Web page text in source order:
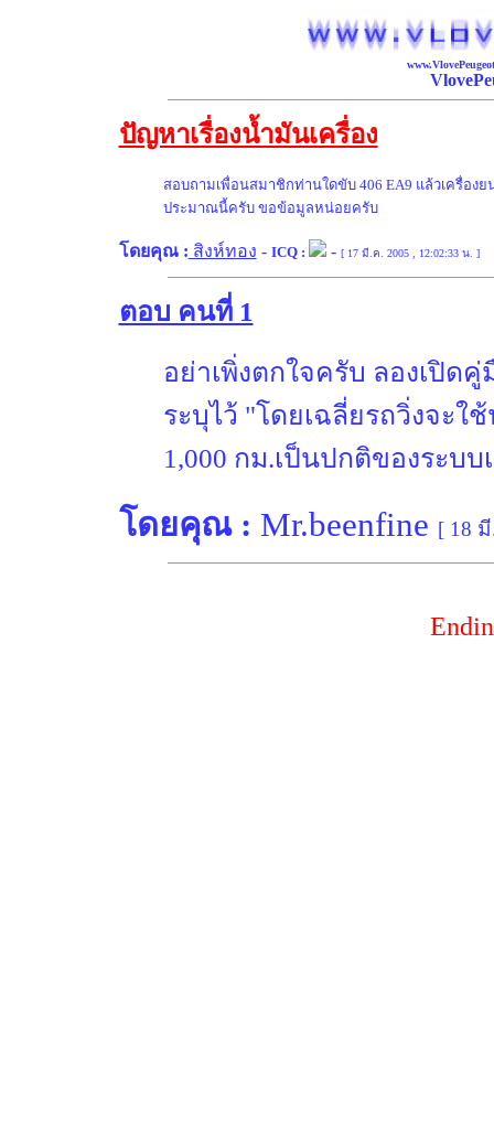
ปัญหาเรื่องน้ำมันเครื่อง
สอบถามเพื่อนสมาชิกท่านใดขับ 406 EA9 แล้วเครื่อง
ประมาณนี้ครับ ขอข้อมูลหน่อยครับ
โดยคุณ : สิงห์ทอง - ICQ : - [ 17 มี.ค. 2005 , 12:02:33 น. ]
ตอบ คนที่ 1
อย่าเพิ่งตกใจครับ ลองเปิด
ระบุไว้ "โดยเฉลี่ยรถวิ่งจะใ
1,000 กม.เป็นปกติของระบ
โดยคุณ : Mr.beenfine [ 18